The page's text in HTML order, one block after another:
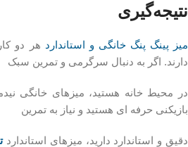
نتیجه‌گیری
میز پینگ پنگ خانگی و استاندارد هر دو
دارند. اگر به دنبال سرگرمی و تمرین سبک
در محیط خانه هستید، میزهای خانگی
بازیکنی حرفه‌ ای هستید و نیاز به تمرین
دقیق و استاندارد دارید، میزهای استاندارد